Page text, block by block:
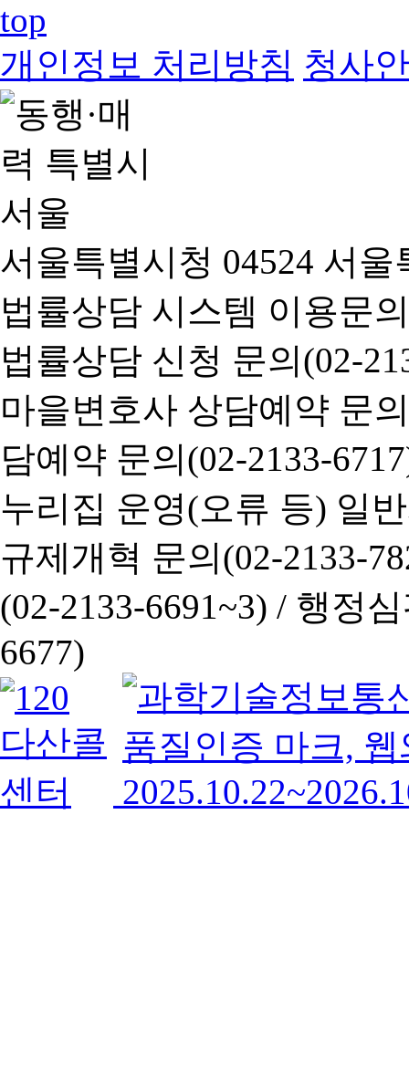
개인정보 처리방침 청사
서울특별시청 04524 서
법률상담 시스템 이용문
법률상담 신청 문의(02-
마을변호사 상담예약 문
담예약 문의(02-2133-
누리집 운영(오류 등) 일
규제개혁 문의(02-2133-
(02-2133-6691~3) / 행정심
6677)